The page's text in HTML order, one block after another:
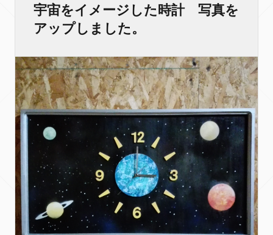
宇宙をイメージした時計 写真を
アップしました。